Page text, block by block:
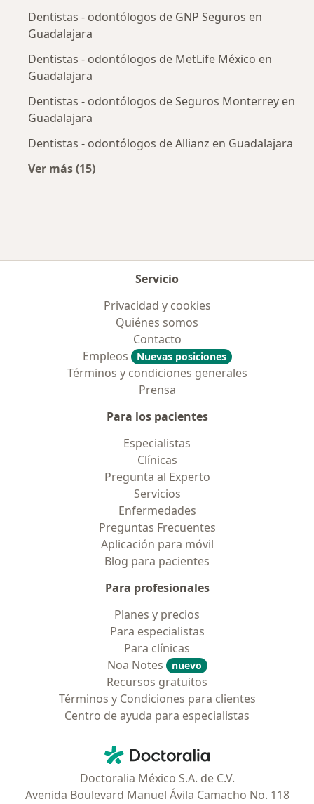
Dentistas - odontólogos de GNP Seguros en
Guadalajara
Dentistas - odontólogos de MetLife México en
Guadalajara
Dentistas - odontólogos de Seguros Monterrey en
Guadalajara
Dentistas - odontólogos de Allianz en Guadalajara
Ver más (15)
Servicio
Privacidad y cookies
Quiénes somos
Contacto
Empleos
Nuevas posiciones
Términos y condiciones generales
Prensa
Para los pacientes
Especialistas
Clínicas
Pregunta al Experto
Servicios
Enfermedades
Preguntas Frecuentes
Aplicación para móvil
Blog para pacientes
Para profesionales
Planes y precios
Para especialistas
Para clínicas
Noa Notes
nuevo
Recursos gratuitos
Términos y Condiciones para clientes
Centro de ayuda para especialistas
Doctoralia - Página de inicio
Doctoralia México S.A. de C.V.
Avenida Boulevard Manuel Ávila Camacho No. 118